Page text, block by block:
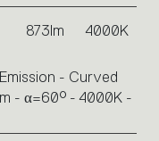
873lm 4000K
- Curved
- α=60° - 4000K -